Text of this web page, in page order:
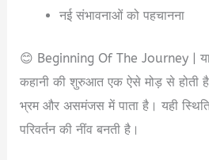
नई संभावनाओं को पहचानना
😊 Beginning Of The Journey |
कहानी की शुरुआत एक ऐसे मोड़ से होती
भ्रम और असमंजस में पाता है। यही
परिवर्तन की नींव बनती है।